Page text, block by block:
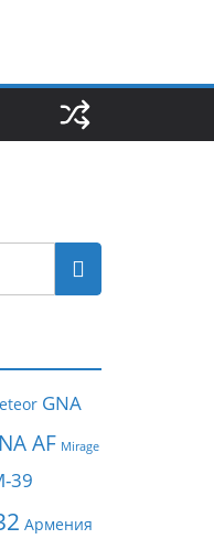
GNA
AF Mirage
39
Армения